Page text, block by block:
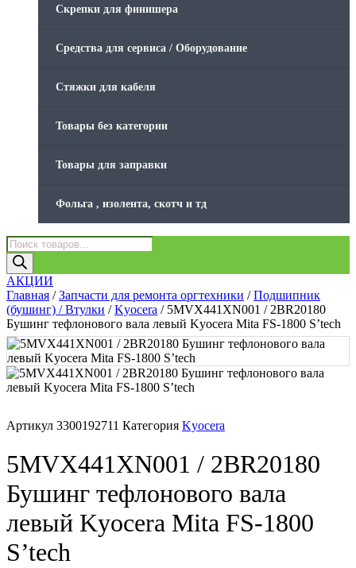
Скрепки для финишера
Средства для сервиса / Оборудование
Стяжки для кабеля
Товары без категории
Товары для заправки
Фольга , изолента, скотч и тд
Поиск
товаров
АКЦИИ
Главная /Запчасти для ремонта оргтехники /Подшипник
(бушинг) / Втулки /Kyocera / 5MVX441XN001 / 2BR20180
Бушинг тефлонового вала левый Kyocera Mita FS-1800 S’tech
Артикул 3300192711 Категория Kyocera
5MVX441XN001 / 2BR20180
Бушинг тефлонового вала
левый Kyocera Mita FS-1800
S’tech